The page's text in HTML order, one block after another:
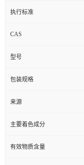
执行标准
CAS
型号
包装规格
来源
主要着色成分
有效物质含量